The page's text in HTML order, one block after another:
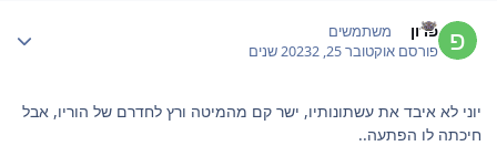
פרון משתמשים
פורסםאוקטובר 25, 2023 2 שנים
יוני לא איבד את עשתונותיו, ישר קם מהמיטה ורץ לחדרם של הוריו, אבל
חיכתה לו הפתעה..